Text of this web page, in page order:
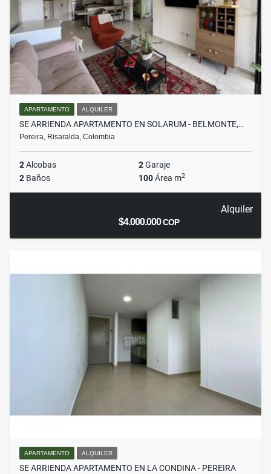
APARTAMENTO ALQUILER
SE ARRIENDA APARTAMENTO EN SOLARUM - BELMONTE,…
Pereira, Risaralda, Colombia
2Alcobas 2Garaje
2 Baños 100Área m2
Alquiler
$4.000.000COP
APARTAMENTO ALQUILER
SE ARRIENDA APARTAMENTO EN LA CONDINA - PEREIRA